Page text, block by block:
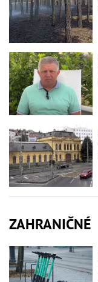
ZAHRANIČNÉ